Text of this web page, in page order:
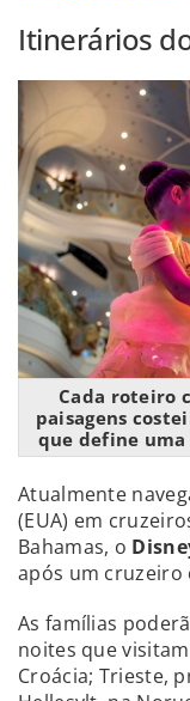
Itinerários
Cada roteiro
paisagens
que define uma
Atualmente
(EUA) em
Bahamas, o
após um cruzeiro
As famílias
noites que
Croácia; Trieste,